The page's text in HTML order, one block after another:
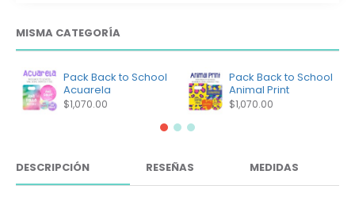
MISMA CATEGORÍA
Pack Back to School
Acuarela
$1,070.00
Pack Back to School
Animal Print
$1,070.00
DESCRIPCIÓN RESEÑAS MEDIDAS